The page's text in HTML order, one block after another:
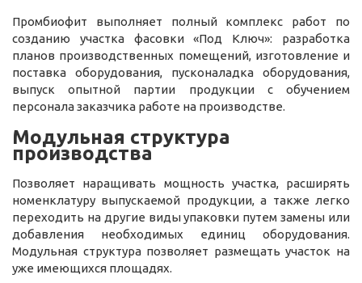
Промбиофит выполняет полный комплекс работ по
созданию участка фасовки «Под Ключ»: разработка
планов производственных помещений, изготовление и
поставка оборудования, пусконаладка оборудования,
выпуск опытной партии продукции с обучением
персонала заказчика работе на производстве.
Модульная структура
производства
Позволяет наращивать мощность участка, расширять
номенклатуру выпускаемой продукции, а также легко
переходить на другие виды упаковки путем замены или
добавления необходимых единиц оборудования.
Модульная структура позволяет размещать участок на
уже имеющихся площадях.